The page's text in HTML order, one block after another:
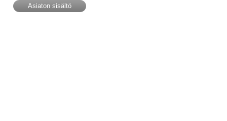
Asiaton sisältö